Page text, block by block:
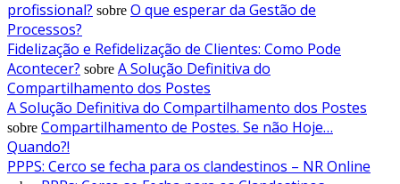
profissional? sobre O que esperar da Gestão de
Processos?
Fidelização e Refidelização de Clientes: Como Pode
Acontecer? sobre A Solução Definitiva do
Compartilhamento dos Postes
A Solução Definitiva do Compartilhamento dos Postes
sobre Compartilhamento de Postes. Se não Hoje…
Quando?!
PPPS: Cerco se fecha para os clandestinos – NR Online